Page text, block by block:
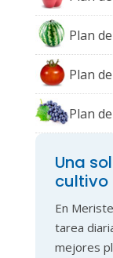
Plan
Plan
Plan
Una
cultivo
En
tarea
mejores